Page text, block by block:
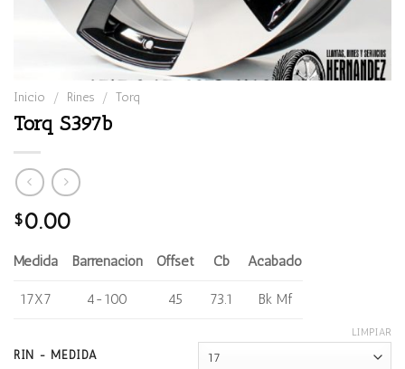
Inicio / Rines / Torq
Torq S397b
$0.00
Medida Barrenación Offset Cb Acabado
17X7 4-100 45 73.1 Bk Mf
RIN - MEDIDA
LIMPIAR